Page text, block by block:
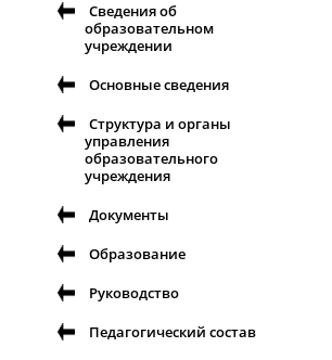
Сведения об
образовательном
учреждении
Основные сведения
Структура и органы
управления
образовательного
учреждения
Документы
Образование
Руководство
Педагогический состав